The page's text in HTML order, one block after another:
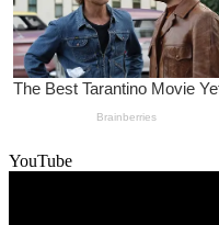
YouTube